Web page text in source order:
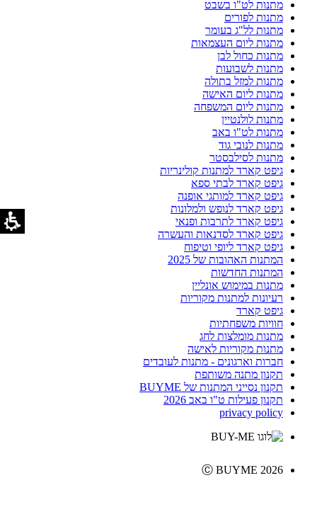
מתנות לט"ו בשבט
מתנות לפורים
מתנות לל"ג בעומר
מתנות ליום העצמאות
מתנות כחול לבן
מתנות לשבועות
מתנות למזל בתולה
מתנות ליום האישה
מתנות ליום המשפחה
מתנות לולנטיין
מתנות לט"ו באב
מתנות לנובי גוד
מתנות לסילבסטר
גיפט קארד למתנות קולינריות
גיפט קארד לבתי ספא
גיפט קארד למותגי אופנה
גיפט קארד לנופש ולמלונות
גיפט קארד לתרבות ופנאי
גיפט קארד לסדנאות והעשרה
גיפט קארד ליופי וטיפוח
המתנות האהובות של 2025
המתנות החדשות
מתנות במימוש אונליין
רעיונות למתנות מקוריות
גיפט קארד
חוויות משפחתיות
מתנות מומלצות לחג
מתנות מקוריות לאישה
חברות וארגונים - מתנות לעובדים
תקנון מתנה משותפת
תקנון נסייני המתנות של BUYME
תקנון פעילות ט"ו באב 2026
privacy policy
Ⓒ BUYME 2026